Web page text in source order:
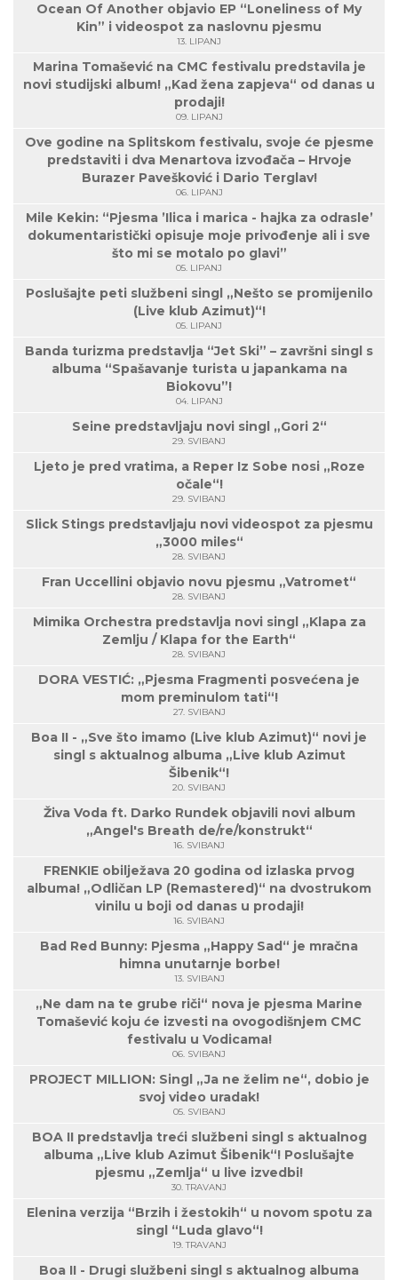
Ocean Of Another objavio EP “Loneliness of My
Kin” i videospot za naslovnu pjesmu
13. LIPANJ
Marina Tomašević na CMC festivalu predstavila je
novi studijski album! „Kad žena zapjeva“ od danas u
prodaji!
09. LIPANJ
Ove godine na Splitskom festivalu, svoje će pjesme
predstaviti i dva Menartova izvođača – Hrvoje
Burazer Pavešković i Dario Terglav!
06. LIPANJ
Mile Kekin: “Pjesma ’Ilica i marica - hajka za odrasle’
dokumentaristički opisuje moje privođenje ali i sve
što mi se motalo po glavi”
05. LIPANJ
Poslušajte peti službeni singl „Nešto se promijenilo
(Live klub Azimut)“!
05. LIPANJ
Banda turizma predstavlja “Jet Ski” – završni singl s
albuma “Spašavanje turista u japankama na
Biokovu”!
04. LIPANJ
Seine predstavljaju novi singl „Gori 2“
29. SVIBANJ
Ljeto je pred vratima, a Reper Iz Sobe nosi „Roze
očale“!
29. SVIBANJ
Slick Stings predstavljaju novi videospot za pjesmu
„3000 miles“
28. SVIBANJ
Fran Uccellini objavio novu pjesmu „Vatromet“
28. SVIBANJ
Mimika Orchestra predstavlja novi singl „Klapa za
Zemlju / Klapa for the Earth“
28. SVIBANJ
DORA VESTIĆ: „Pjesma Fragmenti posvećena je
mom preminulom tati“!
27. SVIBANJ
Boa II - „Sve što imamo (Live klub Azimut)“ novi je
singl s aktualnog albuma „Live klub Azimut
Šibenik“!
20. SVIBANJ
Živa Voda ft. Darko Rundek objavili novi album
„Angel's Breath de/re/konstrukt“
16. SVIBANJ
FRENKIE obilježava 20 godina od izlaska prvog
albuma! „Odličan LP (Remastered)“ na dvostrukom
vinilu u boji od danas u prodaji!
16. SVIBANJ
Bad Red Bunny: Pjesma „Happy Sad“ je mračna
himna unutarnje borbe!
13. SVIBANJ
„Ne dam na te grube riči“ nova je pjesma Marine
Tomašević koju će izvesti na ovogodišnjem CMC
festivalu u Vodicama!
06. SVIBANJ
PROJECT MILLION: Singl „Ja ne želim ne“, dobio je
svoj video uradak!
05. SVIBANJ
BOA II predstavlja treći službeni singl s aktualnog
albuma „Live klub Azimut Šibenik“! Poslušajte
pjesmu „Zemlja“ u live izvedbi!
30. TRAVANJ
Elenina verzija “Brzih i žestokih“ u novom spotu za
singl “Luda glavo“!
19. TRAVANJ
Boa II - Drugi službeni singl s aktualnog albuma